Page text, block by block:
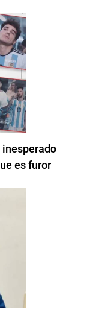
inesperado
es furor